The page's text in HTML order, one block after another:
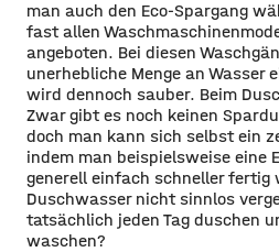
man auch den Eco-Spargang
fast allen
angeboten. Bei diesen
unerhebliche Menge an Wasser
wird dennoch sauber. Beim
Zwar gibt es noch keinen
doch man kann sich selbst ein
indem man beispielsweise eine
generell einfach schneller fertig
Duschwasser nicht sinnlos
tatsächlich jeden Tag duschen
waschen?